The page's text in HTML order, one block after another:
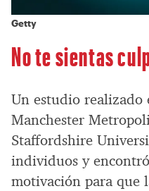
Getty
No te sientas
Un estudio realizado
Manchester
Staffordshire
individuos y
motivación para que